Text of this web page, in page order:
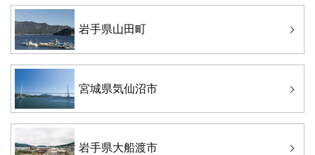
岩手県山田町
宮城県気仙沼市
岩手県大船渡市